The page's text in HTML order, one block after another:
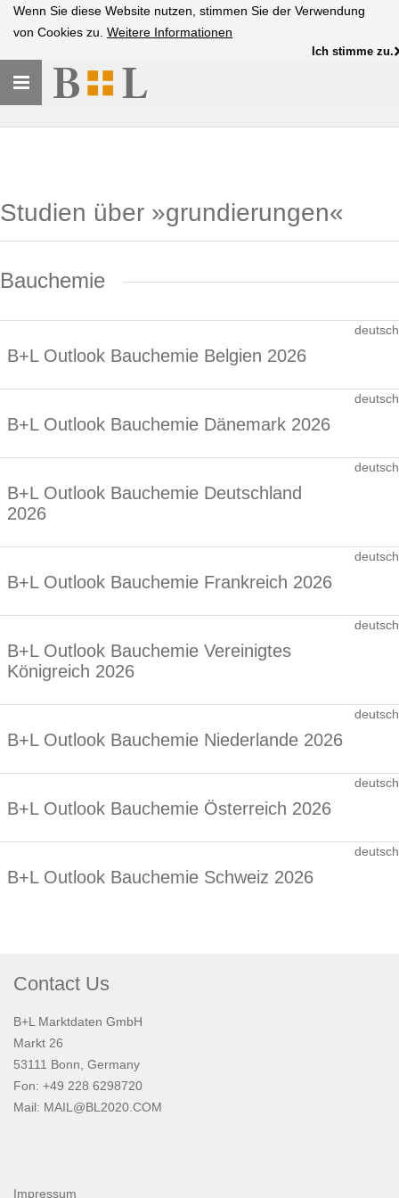
Wenn Sie diese Website nutzen, stimmen Sie der Verwendung
von Cookies zu. Weitere Informationen
Ich stimme zu.
Toggle
navigation
Studien über »grundierungen«
Bauchemie
B+L Outlook Bauchemie Belgien 2026
deutsch
B+L Outlook Bauchemie Dänemark 2026
deutsch
B+L Outlook Bauchemie Deutschland
2026
deutsch
B+L Outlook Bauchemie Frankreich 2026
deutsch
B+L Outlook Bauchemie Vereinigtes
Königreich 2026
deutsch
B+L Outlook Bauchemie Niederlande 2026
deutsch
B+L Outlook Bauchemie Österreich 2026
deutsch
B+L Outlook Bauchemie Schweiz 2026
deutsch
Contact Us
B+L Marktdaten GmbH
Markt 26
53111 Bonn, Germany
Fon: +49 228 6298720
Mail: MAIL@BL2020.COM
Impressum